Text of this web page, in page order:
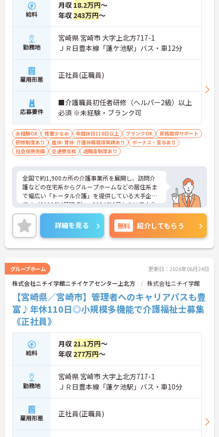
できる明確なキャリアマップが用意されています
＜手厚い子育て支援！プライベートも大切にできる
環境＞ 「ワークライフバランスを重視する方にも大
や半日単位で取得できる有給休暇など、無理なく働
ける体制が整っています。特に子育て支援が手厚
や、企業主導型保育所の利用手当（月1万円）など
も充実！ご家族の急な体調不良時には家族愛休暇も
利用でき、ライフステージが変わっても安心のサポ
ート体制です。
給料
月収 18.2万円～
年収 243万円～
勤務地
宮崎県 宮崎市 大字上北方717-1
ＪＲ日豊本線「蓮ケ池駅」バス・車12分
雇用形態 正社員(正職員)
応募要件
■介護職員初任者研修（ヘルパー2級）以上
必須 ※未経験・ブランク可
未経験OK 残業少なめ 年間休日110日以上 ブランクOK
資格取得サポート
研修制度あり
産休･育休･介護休暇取得実績あり
ボーナス・賞与あり
社会保険完備
交通費支給 退職金制度あり
全国で約1,900カ所の介護事業所を展開し、訪問介
護などの在宅系からグループホームなどの居住系ま
で幅広い「トータル介護」を提供している大手企業
です（2026年4月時点）。2024年6月からは日本生
命グループの一員となり、さらに安定した経営基盤
のもとでお客様に安心をお届けしています。職員一
人ひとりの「働きやすさ」と「キャリア」を大切に
する社風が特徴です。福利厚生が非常に充実してお
り、10歳～18歳のお子様を持つ方への「子ども手
「保育利用手当」など、仕事と子育ての両立を強力
にバックアップしています。 また、資格取得を目指
せる支援制度（会社負担やキャッシュバック）が整
っており、スキルアップやキャリアアップ（サービ
ス提供責任者、管理者など）に向けた段階的な研修
も豊富です。日々の頑張りは手当や賃金制度でしっ
かりと評価されるため、高いモチベーションを保ち
ながら長く安心して働ける環境です。
＜家庭的で温かい！少人数のグループホーム＞家庭
的な雰囲気の中で、お一人おひとりに寄り添ったケ
いますが、介護度はお客様によって様々。食事や入
浴、排泄などの日常生活を支援しながら、まるで家
族のように温かい時間を共有できます。「流れ作業
ではなく、じっくりと人と向き合いたい」という方
にぴったりの環境です。
＜手厚い指導と資格支援＞入社後は2週間程度の研
詳細を見る 無料 紹介してもらう
グループホーム 更新日：2026年06月24日
株式会社ニチイ学館ニチイケアセンター上北方 株式会社ニチイ学館
【宮崎県／宮崎市】管理者へのキャリアパスも豊
富♪年休110日◎小規模多機能で介護福祉士募集
《正社員》
給料
月収 21.1万円～
年収 277万円～
勤務地
宮崎県 宮崎市 大字上北方717-1
ＪＲ日豊本線「蓮ケ池駅」バス・車10分
雇用形態 正社員(正職員)